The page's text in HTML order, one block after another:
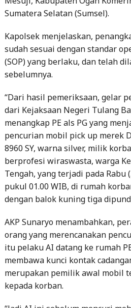
Sumatera Selatan (Sumsel).
sudah sesuai dengan standar
(SOP) yang berlaku, dan telah
sebelumnya.
dari Kejaksaan Negeri Tulang
menangkap PE als PG yang
pencurian mobil pick up merek
8960 SY, warna silver, milik
berprofesi wiraswasta, warga
Tengah, yang terjadi pada Rabu
pukul 01.00 WIB, di rumah
dengan balok kuning tiga
orang yang merencanakan
itu pelaku AI datang ke rumah
membawa kunci kontak
merupakan pemilik awal mobil
kepada korban.